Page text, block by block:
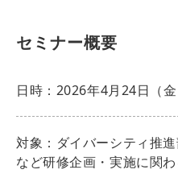
セミナー概要
日時：2026年4月24日（
対象：ダイバーシティ推
など研修企画・実施に関